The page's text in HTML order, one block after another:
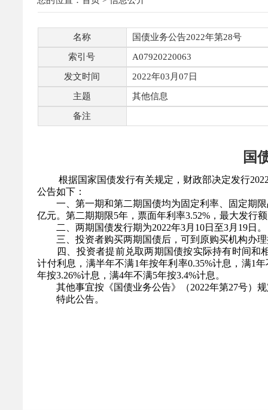
名称 国债业务公告2022年第28号
索引号 A07920220063
发文时间 2022年03月07日
主题 其他信息
备注
国
根据国家国债发行有关规定，财政部决定发行202
公告如下：
一、第一期和第二期国债均为固定利率、固定期
亿元。第二期期限5年，票面年利率3.52%，最大发行额
二、两期国债发行期为2022年3月10日至3月19日。
三、投资者购买两期国债后，可到原购买机构办
四、投资者提前兑取两期国债按实际持有时间
计付利息，满半年不满1年按年利率0.35%计息，满1
年按3.26%计息，满4年不满5年按3.4%计息。
其他事宜按《国债业务公告》（2022年第27号）
特此公告。